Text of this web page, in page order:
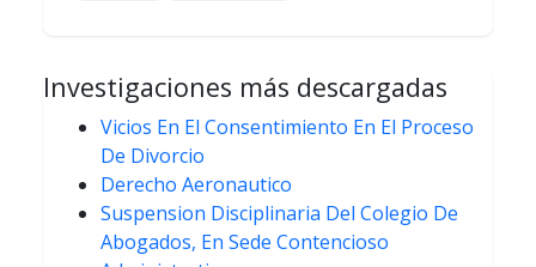
Investigaciones más descargadas
Vicios En El Consentimiento En El Proceso
De Divorcio
Derecho Aeronautico
Suspension Disciplinaria Del Colegio De
Abogados, En Sede Contencioso